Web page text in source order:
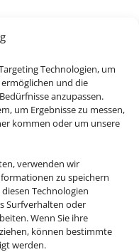
Technologien, um
und die
anzupassen.
um Ergebnisse zu messen,
kommen oder um unsere
verwenden wir
zu speichern
Technologien
Surfverhalten oder
Wenn Sie ihre
können bestimmte
werden.